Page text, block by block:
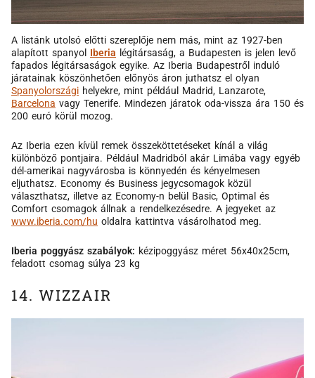
A listánk utolsó előtti szereplője nem más, mint az 1927-ben
alapított spanyol Iberia légitársaság, a Budapesten is jelen levő
fapados légitársaságok egyike. Az Iberia Budapestről induló
járatainak köszönhetően előnyös áron juthatsz el olyan
Spanyolországi helyekre, mint például Madrid, Lanzarote,
Barcelona vagy Tenerife. Mindezen járatok oda-vissza ára 150 és
200 euró körül mozog.
Az Iberia ezen kívül remek összeköttetéseket kínál a világ
különböző pontjaira. Például Madridból akár Limába vagy egyéb
dél-amerikai nagyvárosba is könnyedén és kényelmesen
eljuthatsz. Economy és Business jegycsomagok közül
választhatsz, illetve az Economy-n belül Basic, Optimal és
Comfort csomagok állnak a rendelkezésedre. A jegyeket az
www.iberia.com/hu oldalra kattintva vásárolhatod meg.
Iberia poggyász szabályok: kézipoggyász méret 56x40x25cm,
feladott csomag súlya 23 kg
14. WIZZAIR